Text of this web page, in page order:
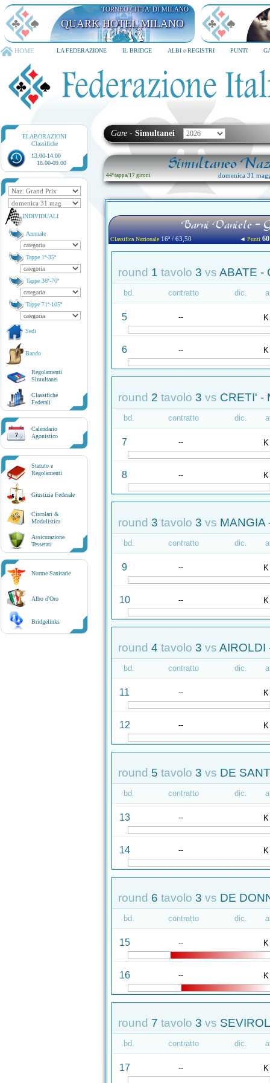
TORNEO CITTA' DI MILANO
QUARK HOTEL MILANO
HOME LA FEDERAZIONE IL BRIDGE ALBI e REGISTRI PUNTI
ELABORAZIONI
Classifiche
13.00-14.00
18.00-09.00
INDIVIDUALI
Annuale
Tappe 1ª-35ª
Tappe 36ª-70ª
Tappe 71ª-105ª
Sedi
Bando
Regolamenti
Simultanei
Classifiche
Federali
7
Calendario
Agonistico
Statuto e
Regolamenti
Giustizia Federale
Circolari &
Modulistica
Assicurazione
Tesserati
Norme Sanitarie
Albo d'Oro
Bridgelinks
Gare - Simultanei
Simultaneo
44ª tappa/17 gironi domenica 31
Barni Daniele -
Classifica Nazionale16ª / 63,50 ◄Punti 60
round 1 tavolo 3 vs ABATE -
bd. contratto dic.
5 -- K
6 -- K
round 2 tavolo 3 vs CRETI' -
bd. contratto dic.
7 -- K
8 -- K
round 3 tavolo 3 vs MANGIA
bd. contratto dic.
9 -- K
10 -- K
round 4 tavolo 3 vs AIROLDI
bd. contratto dic.
11 -- K
12 -- K
round 5 tavolo 3 vs DE
bd. contratto dic.
13 -- K
14 -- K
round 6 tavolo 3 vs DE
bd. contratto dic.
15 -- K
16 -- K
round 7 tavolo 3 vs
bd. contratto dic.
17 -- K